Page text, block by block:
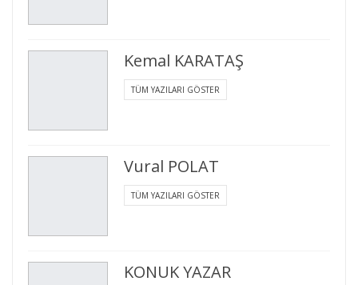
Kemal KARATAŞ
TÜM YAZILARI GÖSTER
Vural POLAT
TÜM YAZILARI GÖSTER
KONUK YAZAR